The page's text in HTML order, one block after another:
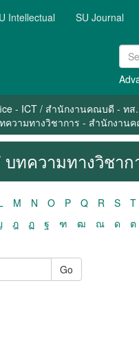
Intellectual SU Journal
- ICT / สำนักงานคณบดี - ทส.
ความทางวิชาการ - สำนักงาน
บทความทางวิช
M N O P Q R S T
ฎ ฏ ฐ ฑ ฒ ณ ด ต
Go